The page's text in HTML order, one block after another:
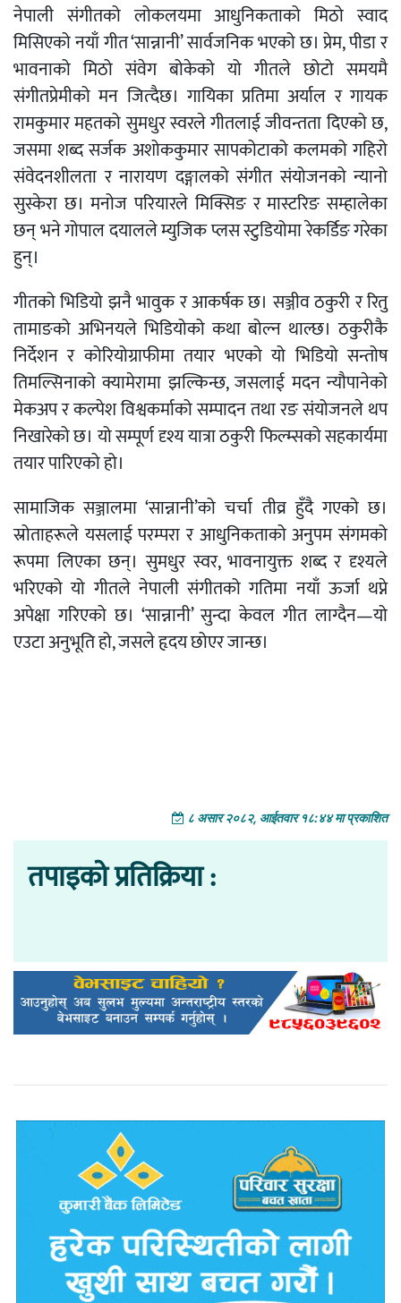
नेपाली संगीतको लोकलयमा आधुनिकताको मिठो स्वाद
मिसिएको नयाँ गीत ‘सान्नानी’ सार्वजनिक भएको छ। प्रेम, पीडा र
भावनाको मिठो संवेग बोकेको यो गीतले छोटो समयमै
संगीतप्रेमीको मन जित्दैछ। गायिका प्रतिमा अर्याल र गायक
रामकुमार महतको सुमधुर स्वरले गीतलाई जीवन्तता दिएको छ,
जसमा शब्द सर्जक अशोककुमार सापकोटाको कलमको गहिरो
संवेदनशीलता र नारायण दङ्गालको संगीत संयोजनको न्यानो
सुस्केरा छ। मनोज परियारले मिक्सिङ र मास्टरिङ सम्हालेका
छन् भने गोपाल दयालले म्युजिक प्लस स्टुडियोमा रेकर्डिङ गरेका
हुन्।
गीतको भिडियो झनै भावुक र आकर्षक छ। सञ्जीव ठकुरी र रितु
तामाङको अभिनयले भिडियोको कथा बोल्न थाल्छ। ठकुरीकै
निर्देशन र कोरियोग्राफीमा तयार भएको यो भिडियो सन्तोष
तिमल्सिनाको क्यामेरामा झल्किन्छ, जसलाई मदन न्यौपानेको
मेकअप र कल्पेश विश्वकर्माको सम्पादन तथा रङ संयोजनले थप
निखारेको छ। यो सम्पूर्ण दृश्य यात्रा ठकुरी फिल्म्सको सहकार्यमा
तयार पारिएको हो।
सामाजिक सञ्जालमा ‘सान्नानी’को चर्चा तीव्र हुँदै गएको छ।
स्रोताहरूले यसलाई परम्परा र आधुनिकताको अनुपम संगमको
रूपमा लिएका छन्। सुमधुर स्वर, भावनायुक्त शब्द र दृश्यले
भरिएको यो गीतले नेपाली संगीतको गतिमा नयाँ ऊर्जा थप्ने
अपेक्षा गरिएको छ। ‘सान्नानी’ सुन्दा केवल गीत लाग्दैन—यो
एउटा अनुभूति हो, जसले हृदय छोएर जान्छ।
८ असार २०८२, आईतवार १८:४४ मा प्रकाशित
तपाइको प्रतिक्रिया :